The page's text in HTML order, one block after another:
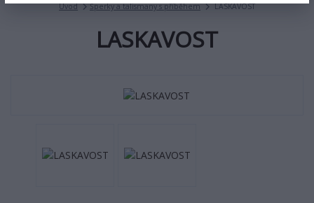
Úvod Šperky a talismany s příběhem LASKAVOST
LASKAVOST